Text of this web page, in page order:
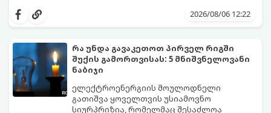
2026/08/06 12:22
რა უნდა გავაკეთოთ პირველ რიგში
შუქის გამორთვისას: 5 მნიშვნელოვანი
ნაბიჯი
ელექტროენერგიის მოულოდნელი
გათიშვა ყოველთვის უსიამოვნო
სიურპრიზია, რომელმაც შესაძლოა